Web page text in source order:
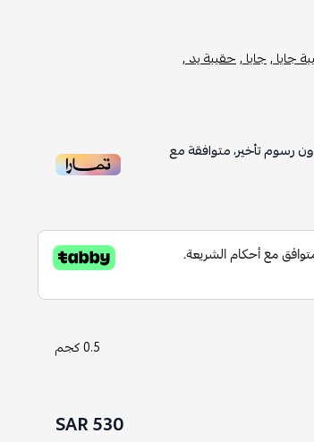
جايا ,جايا ,حقيبة يد ,
رسوم تأخير، متوافقة مع
0.5 كجم
530 SAR